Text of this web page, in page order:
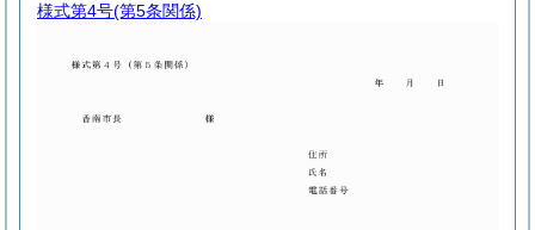
様式第4号(第5条関係)